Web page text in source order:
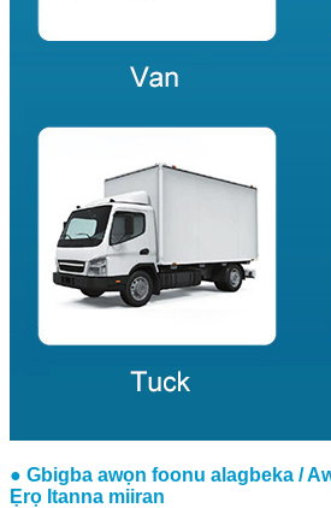
● Gbigba awọn foonu alagbeka /
Ẹrọ Itanna miiran